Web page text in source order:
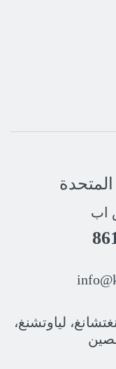
المتحدة
اب
لياوتشنغ،